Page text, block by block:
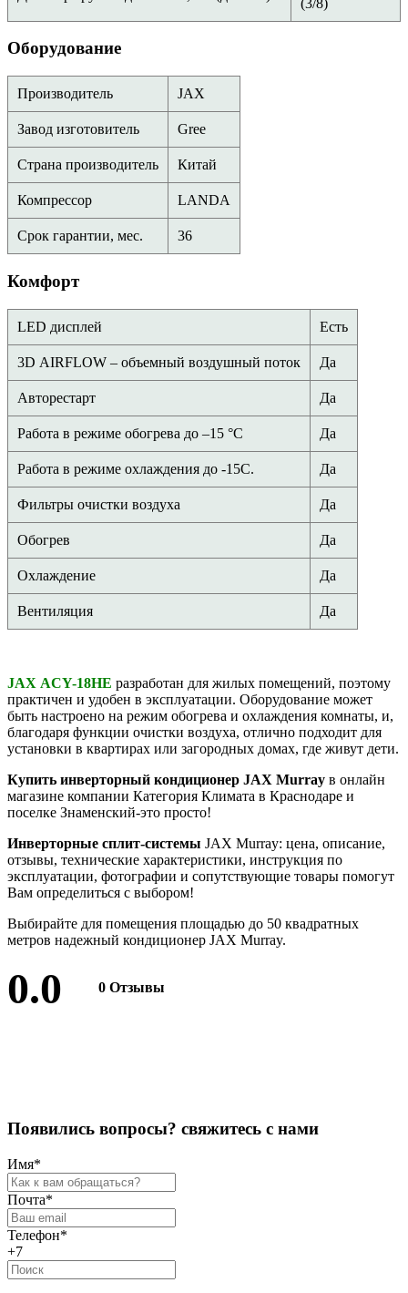
Оборудование
Производитель JAX
Завод изготовитель Gree
Страна производитель Китай
Компрессор LANDA
Срок гарантии, мес. 36
Комфорт
LED дисплей Есть
3D AIRFLOW – объемный воздушный поток Да
Авторестарт Да
Работа в режиме обогрева до –15 °С Да
Работа в режиме охлаждения до -15С. Да
Фильтры очистки воздуха Да
Обогрев Да
Охлаждение Да
Вентиляция Да
JAX ACY-18HE разработан для жилых помещений, поэтому
практичен и удобен в эксплуатации. Оборудование может
быть настроено на режим обогрева и охлаждения комнаты, и,
благодаря функции очистки воздуха, отлично подходит для
установки в квартирах или загородных домах, где живут дети.
Купить инверторный кондиционер JAX Murray в онлайн
магазине компании Категория Климата в Краснодаре и
поселке Знаменский-это просто!
Инверторные сплит-системы JAX Murray: цена, описание,
отзывы, технические характеристики, инструкция по
эксплуатации, фотографии и сопутствующие товары помогут
Вам определиться с выбором!
Выбирайте для помещения площадью до 50 квадратных
метров надежный кондиционер JAX Murray.
0.0 0 Отзывы
Появились вопросы? свяжитесь с нами
Имя*
Почта*
Телефон*
+7